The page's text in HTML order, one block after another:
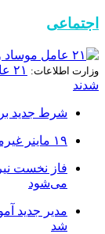
اجتماعی
وزارت اطلاعات:
شدند
شرط جدید
۱۹ ماینر غیرمجاز در مازندران از مدار خارج شد
می‌شود
مدیر جدید
شد